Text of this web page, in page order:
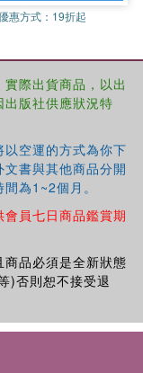
惠方式： 19折起
際出貨商品，以出
版社供應狀況特
空運的方式為你下
書與其他商品分開
為1~2個月。
會員七日商品鑑賞期
品必須是全新狀態
)否則恕不接受退